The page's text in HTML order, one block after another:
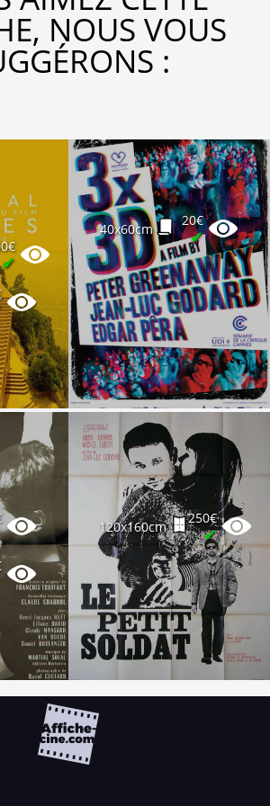
NOUS VOUS
:
✔
40x60cm
20€
✔
120x160cm
250€
✔